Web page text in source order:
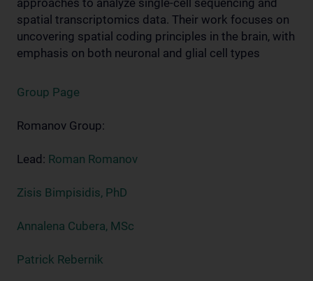
approaches to analyze single-cell sequencing and
spatial transcriptomics data. Their work focuses on
uncovering spatial coding principles in the brain, with
emphasis on both neuronal and glial cell types
Group Page
Romanov Group:
Lead: Roman Romanov
Zisis Bimpisidis, PhD
Annalena Cubera, MSc
Patrick Rebernik